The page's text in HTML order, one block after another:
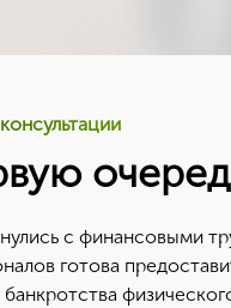
с финансовыми
готова